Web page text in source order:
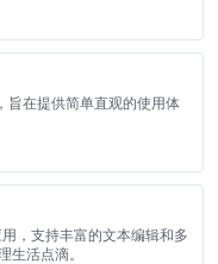
旨在提供简单直观的使用体
，支持丰富的文本编辑和多
生活点滴。